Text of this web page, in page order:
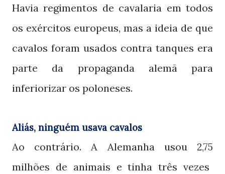
Havia regimentos de cavalaria em todos
os exércitos europeus, mas a ideia de que
cavalos foram usados contra tanques era
parte da propaganda alemã para
inferiorizar os poloneses.
Aliás, ninguém usava cavalos
Ao contrário. A Alemanha usou 2,75
milhões de animais e tinha três vezes